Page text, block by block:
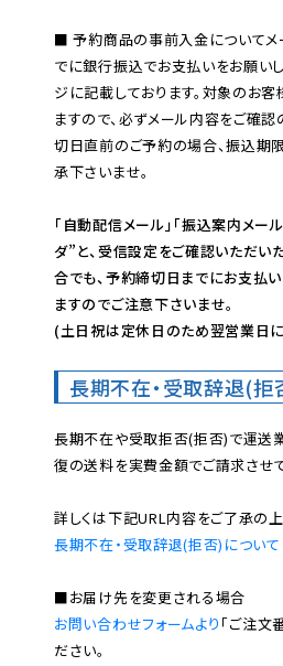
■ 予約商品の事前入金についてメ
でに銀行振込でお支払いをお願い
ジに記載しております。対象のお
ますので、必ずメール内容をご確
切日直前のご予約の場合、振込期
承下さいませ。
「自動配信メール」「振込案内メー
ダ”と、受信設定をご確認いただい
合でも、予約締切日までにお支払
ますのでご注意下さいませ。
(土日祝は定休日のため翌営業日
長期不在・受取辞退(拒
長期不在や受取拒否(拒否)で運送
復の送料を実費金額でご請求させ
長期不在・受取辞退(拒否)について
お問い合わせフォームより 「ご注文
ださい。